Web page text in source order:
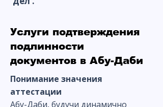
Услуги подтверждения
подлинности
документов в Абу-Даби
Понимание значения
аттестации
Абу-Даби, будучи динамично